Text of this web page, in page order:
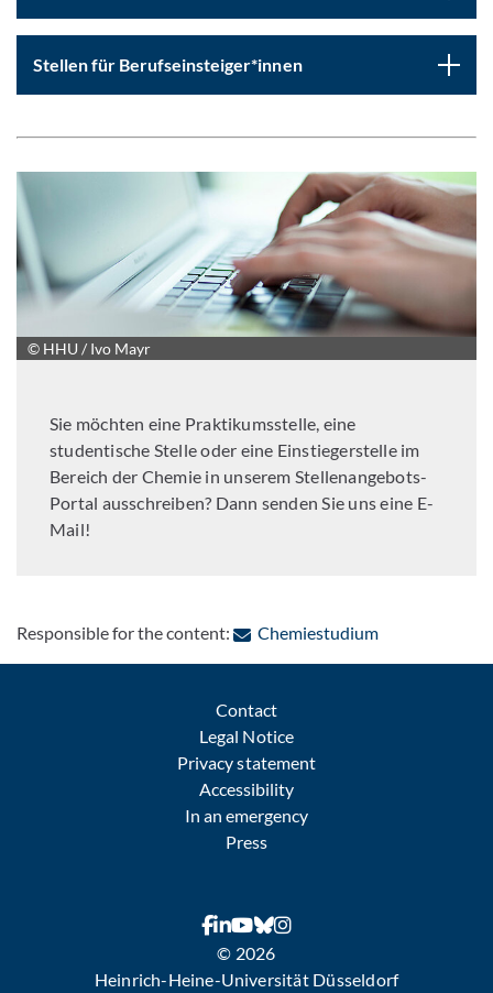
Stellen für Berufseinsteiger*innen
© HHU / Ivo Mayr
Sie möchten eine Praktikumsstelle, eine
studentische Stelle oder eine Einstiegerstelle im
Bereich der Chemie in unserem Stellenangebots-
Portal ausschreiben? Dann senden Sie uns eine E-
Mail!
Responsible for the content: Chemiestudium: Contact by e-
Contact
Legal Notice
Privacy statement
Accessibility
In an emergency
Press
© 2026
Heinrich-Heine-Universität Düsseldorf